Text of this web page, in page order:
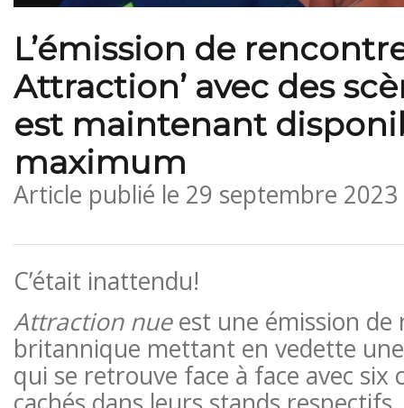
L’émission de
Attraction’ avec des
est maintenant
maximum
Article publié le 29 septembre
C’était inattendu!
Attraction nueest une émission de
britannique mettant en vedette
qui se retrouve face à face avec six